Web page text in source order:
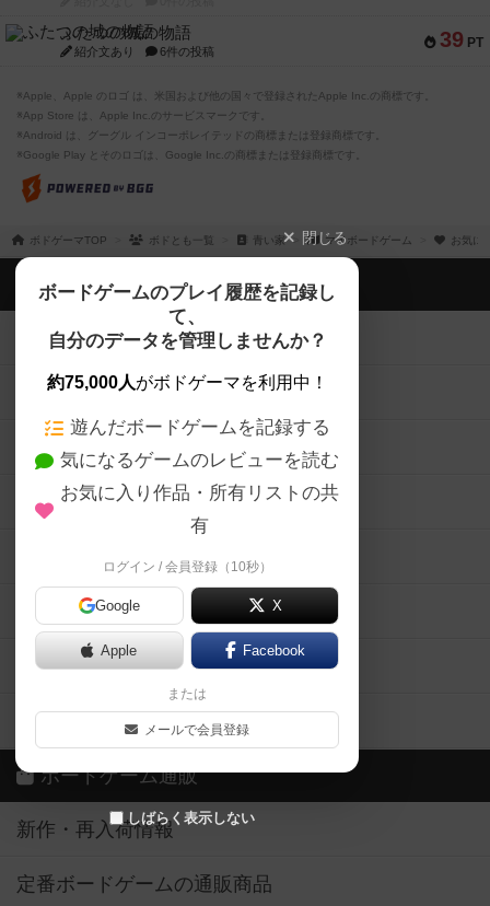
39 PT
ふたつの城の物語
紹介文あり 6件の投稿
※Apple、Apple のロゴ は、米国および他の国々で登録されたApple Inc.の商標です。
※App Store は、Apple Inc.のサービスマークです。
※Android は、グーグル インコーポレイテッドの商標または登録商標です。
※Google Play とそのロゴは、Google Inc.の商標または登録商標です。
ボドゲーマTOP ボドとも一覧 青い家 マイボードゲーム お気に
閉じる
ボードゲームのプレイ履歴を記録し
て、
自分のデータを管理しませんか？
約75,000人がボドゲーマを利用中！
遊んだボードゲームを記録する
気になるゲームのレビューを読む
お気に入り作品・所有リストの共
有
ログイン / 会員登録（10秒）
Google X
Apple Facebook
または
メールで会員登録
しばらく表示しない
ボドゲーマTOP
ボードゲームを検索する
ボードゲームの新着レビュー
ボードゲーム会情報
メカニクス特集
掲示板・トピックス
ボドとも・会員一覧
ボードゲーム業界コラム
ボドゲーマご利用案内
ボードゲーム通販
新作・再入荷情報
定番ボードゲームの通販商品